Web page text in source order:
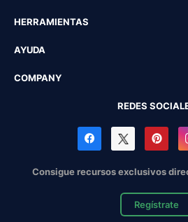
HERRAMIENTAS
AYUDA
COMPANY
REDES
Consigue recursos exclusivos
Regístrate